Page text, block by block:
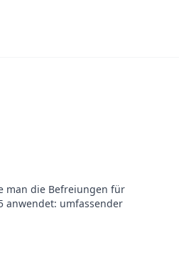
man die Befreiungen für
anwendet: umfassender